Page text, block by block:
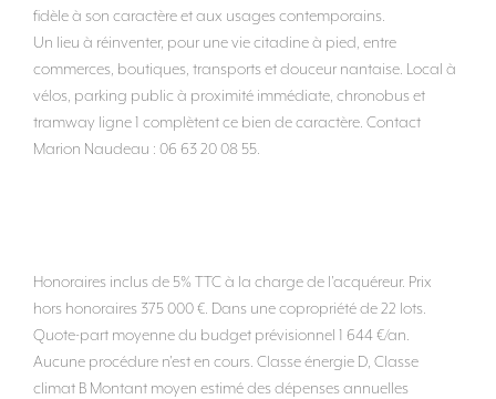
fidèle à son caractère et aux usages contemporains.
Un lieu à réinventer, pour une vie citadine à pied, entre
commerces, boutiques, transports et douceur nantaise. Local à
vélos, parking public à proximité immédiate, chronobus et
tramway ligne 1 complètent ce bien de caractère. Contact
Marion Naudeau : 06 63 20 08 55.
Honoraires inclus de 5% TTC à la charge de l'acquéreur. Prix
hors honoraires 375 000 €. Dans une copropriété de 22 lots.
Quote-part moyenne du budget prévisionnel 1 644 €/an.
Aucune procédure n'est en cours. Classe énergie D, Classe
climat B Montant moyen estimé des dépenses annuelles